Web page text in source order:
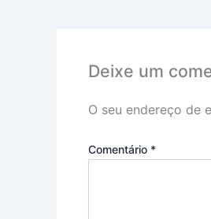
Deixe um
O seu endereço de
Comentário *